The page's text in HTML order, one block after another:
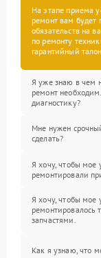
На этапе приема
ремонт вам будет
обязательств на
по ремонту
гарантийный
Я уже знаю в чем
ремонт
диагностику?
Мне нужен
сделать?
Я хочу, чтобы мое
ремонтировали
Я хочу, чтобы мое
ремонтировалось
запчастями.
Как я узнаю, что